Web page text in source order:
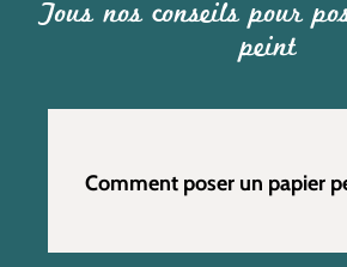
Tous nos conseils pour
peint
Comment poser un papier